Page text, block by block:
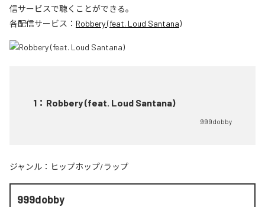
信サービスで聴くことができる。
各配信サービス： Robbery (feat. Loud Santana)
1 ： Robbery (feat. Loud Santana)
999dobby
ジャンル： ヒップホップ/ラップ
999dobby